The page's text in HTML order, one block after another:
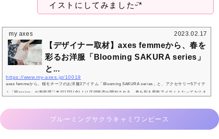
イストにしてみましたᵕ̈*
my axes 2023.02.17
【デザイナー取材】axes femmeから、春を
彩るお洋服「Blooming SAKURA series」
と...
https://www.my-axes.jp/10019
axes femmeから、桜モチーフのお洋服3アイテム「Blooming SAKURA series」と、アクセサリー5アイテ
ム「桜series」が新登場♡本日17日(金)より店頭販売が開始される、春を彩る最新アイテムとなっておりま
に伺いました！✿春、心躍る。Blooming SAKURA series✿ブルーミングサクラブラウスインタビュアーま
ずはブラウスから、おすすめのポイントを教えてください！axes femmeデザイナー桜柄のプリントにチュ
ブルーミングサクラキャミワンピース